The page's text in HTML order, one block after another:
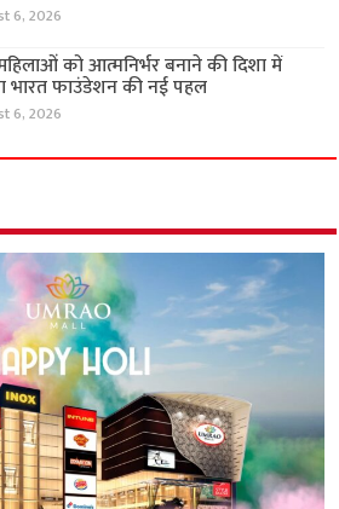
6, 2026
को आत्मनिर्भर बनाने की दिशा में
भारत फाउंडेशन की नई पहल
6, 2026